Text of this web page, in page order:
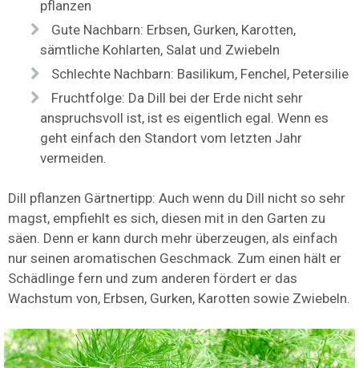
pflanzen
Gute Nachbarn: Erbsen, Gurken, Karotten,
sämtliche Kohlarten, Salat und Zwiebeln
Schlechte Nachbarn: Basilikum, Fenchel, Petersilie
Fruchtfolge: Da Dill bei der Erde nicht sehr
anspruchsvoll ist, ist es eigentlich egal. Wenn es
geht einfach den Standort vom letzten Jahr
vermeiden.
Dill pflanzen Gärtnertipp: Auch wenn du Dill nicht so sehr
magst, empfiehlt es sich, diesen mit in den Garten zu
säen. Denn er kann durch mehr überzeugen, als einfach
nur seinen aromatischen Geschmack. Zum einen hält er
Schädlinge fern und zum anderen fördert er das
Wachstum von, Erbsen, Gurken, Karotten sowie Zwiebeln.